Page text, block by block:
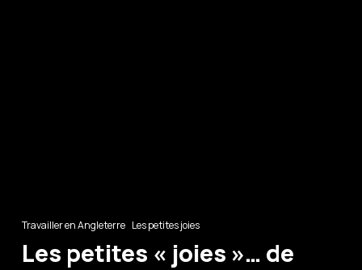
Travailler en Angleterre Les petites joies
Les petites « joies »… de